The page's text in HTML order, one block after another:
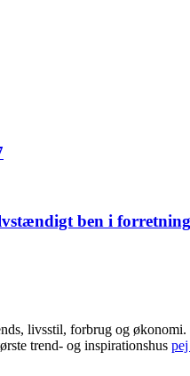
ben i
livsstil, forbrug og
trend- og inspirationshus